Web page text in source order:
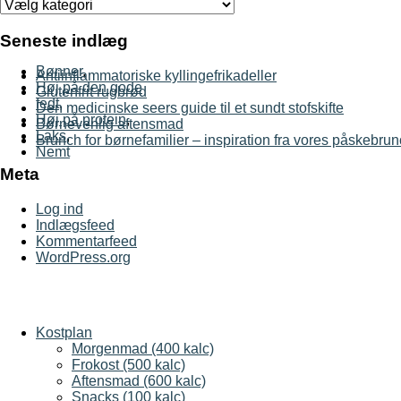
Bønner,
Høj på den gode
fedt,
Høj på protein,
Laks,
Nemt
Seneste indlæg
Antiinflammatoriske kyllingefrikadeller
Glutenfrit rugbrød
Den medicinske seers guide til et sundt stofskifte
Børnevenlig aftensmad
Brunch for børnefamilier – inspiration fra vores
Meta
Log ind
Indlægsfeed
Kommentarfeed
WordPress.org
Kostplan
Morgenmad (400 kalc)
Frokost (500 kalc)
Aftensmad (600 kalc)
Snacks (100 kalc)